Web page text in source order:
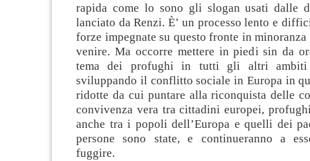
rapida come lo sono gli slogan usati dalle
lanciato da Renzi. È’ un processo lento e
forze impegnate su questo fronte in
venire. Ma occorre mettere in piedi sin da
tema dei profughi in tutti gli altri
sviluppando il conflitto sociale in Europa in
ridotte da cui puntare alla riconquista delle
convivenza vera tra cittadini europei,
anche tra i popoli dell’Europa e quelli dei
persone sono state, e continueranno a
fuggire.